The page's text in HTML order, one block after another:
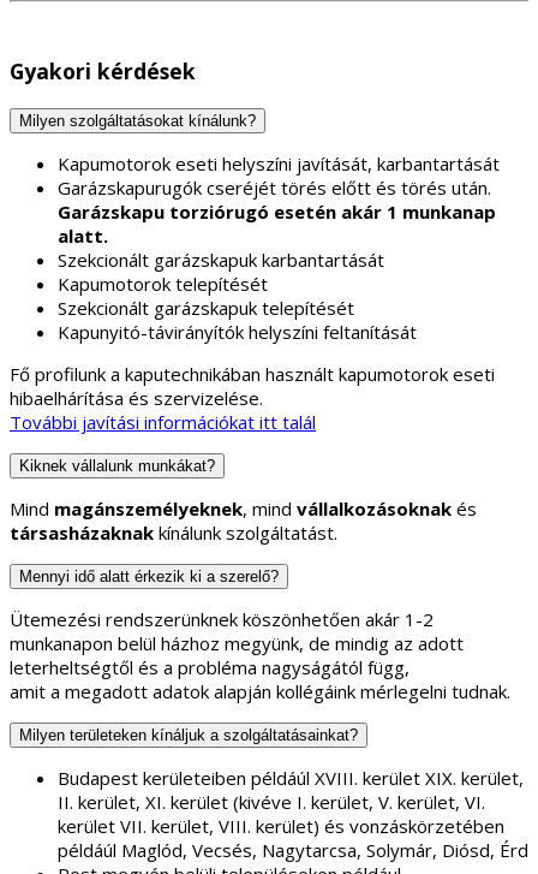
Gyakori kérdések
Milyen szolgáltatásokat kínálunk?
Kapumotorok eseti helyszíni javítását, karbantartását
Garázskapurugók cseréjét törés előtt és törés után.
Garázskapu torziórugó esetén akár 1 munkanap
alatt.
Szekcionált garázskapuk karbantartását
Kapumotorok telepítését
Szekcionált garázskapuk telepítését
Kapunyitó-távirányítók helyszíni feltanítását
Fő profilunk a kaputechnikában használt kapumotorok eseti
hibaelhárítása és szervizelése.
További javítási információkat itt talál
Kiknek vállalunk munkákat?
Mind magánszemélyeknek, mind vállalkozásoknak és
társasházaknak kínálunk szolgáltatást.
Mennyi idő alatt érkezik ki a szerelő?
Ütemezési rendszerünknek köszönhetően akár 1-2
munkanapon belül házhoz megyünk, de mindig az adott
leterheltségtől és a probléma nagyságától függ,
amit a megadott adatok alapján kollégáink mérlegelni tudnak.
Milyen területeken kínáljuk a szolgáltatásainkat?
Budapest kerületeiben példáúl XVIII. kerület XIX. kerület,
II. kerület, XI. kerület (kivéve I. kerület, V. kerület, VI.
kerület VII. kerület, VIII. kerület) és vonzáskörzetében
példáúl Maglód, Vecsés, Nagytarcsa, Solymár, Diósd, Érd